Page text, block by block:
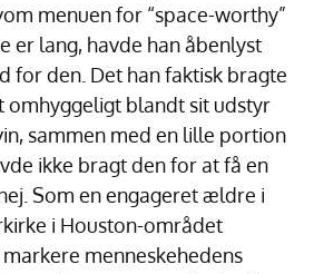
menuen for “space-worthy”
er lang, havde han åbenlyst
for den. Det han faktisk bragte
blandt sit udstyr
sammen med en lille portion
ikke bragt den for at få en
Som en engageret ældre i
i Houston-området
menneskehedens